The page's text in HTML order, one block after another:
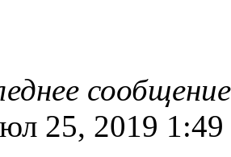
сообщение
25, 2019 1:49